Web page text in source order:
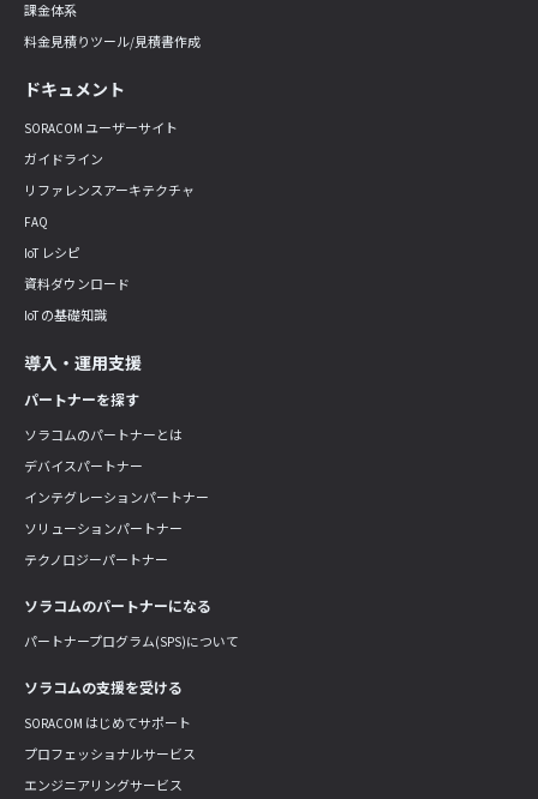
課金体系
料金見積りツール/見積書作成
ドキュメント
SORACOM ユーザーサイト
ガイドライン
リファレンスアーキテクチャ
FAQ
IoT レシピ
資料ダウンロード
IoT の基礎知識
導入・運用支援
パートナーを探す
ソラコムのパートナーとは
デバイスパートナー
インテグレーションパートナー
ソリューションパートナー
テクノロジーパートナー
ソラコムのパートナーになる
パートナープログラム(SPS)について
ソラコムの支援を受ける
SORACOM はじめてサポート
プロフェッショナルサービス
エンジニアリングサービス